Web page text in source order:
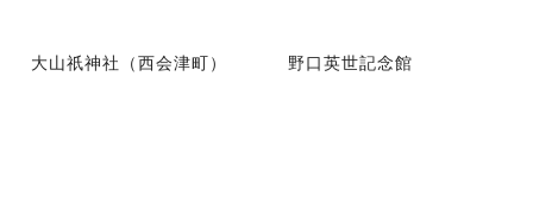
大山祇神社（西会津町） 野口英世記念館